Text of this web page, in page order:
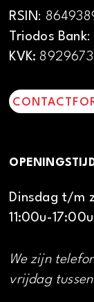
RSIN:
Triodos Bank:
KVK:
Dinsdag t/m
11:00u-17:00u
We zijn
vrijdag